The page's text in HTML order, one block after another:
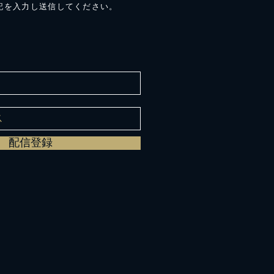
入力し送信してください。
配信登録